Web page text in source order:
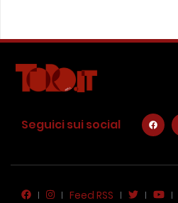
Seguici sui social
Feed RSS